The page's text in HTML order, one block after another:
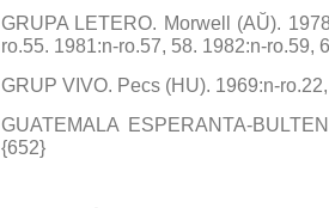
GRUPA LETERO. Morwell (AŬ).
ro.55. 1981:n-ro.57, 58. 1982:n-ro.59,
GRUP VIVO. Pecs (HU). 1969:n-
GUATEMALA ESPERANTA-
{652}